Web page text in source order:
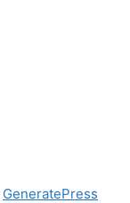
GeneratePress